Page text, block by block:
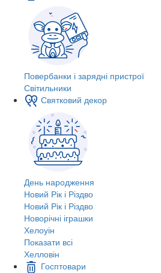
Повербанки і зарядні пристрої
Світильники
Святковий декор
День народження
Новий Рік і Різдво
Новий Рік і Різдво
Новорічні іграшки
Хелоуін
Показати всі
Хелловін
Госптовари